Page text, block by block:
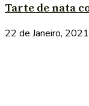
Tarte de nata
22 de Janeiro, 2021